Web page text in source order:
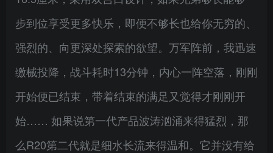
步到位享受更多快乐，即便不够长也给你无穷的、
强烈的、向更深处探索的欲望。万军阵前，我迅速
缴械投降，战斗耗时13分钟，内心一阵空落，刚刚
开始便已结束，带着结束的满足又觉得才刚刚开
始…… 如果说第一代产品波涛汹涌来得猛烈，那
么R20第二代就是细水长流来得温和。它并没有给